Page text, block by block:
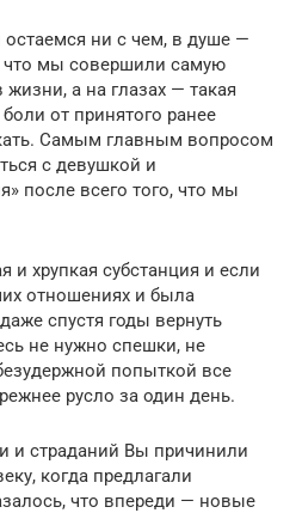
ни с чем, в душе —
что мы совершили самую
а на глазах — такая
от принятого ранее
Самым главным вопросом
с девушкой и
после всего того, что мы
хрупкая субстанция и если
отношениях и была
спустя годы вернуть
не нужно спешки, не
попыткой все
русло за один день.
и страданий Вы причинили
когда предлагали
что впереди — новые